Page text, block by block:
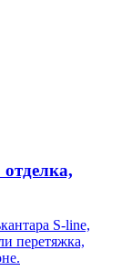
S-line,
перетяжка,